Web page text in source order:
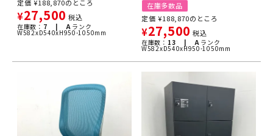
定価 ¥188,870のところ
¥27,500 税込
在庫数： 7 | Aランク
W582xD540xH950-1050mm
在庫多数品
定価 ¥188,870のところ
¥27,500 税込
在庫数： 13 | Aランク
W582xD540xH950-1050mm